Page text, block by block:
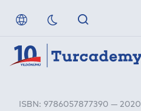
ISBN: 9786057877390 — 2020